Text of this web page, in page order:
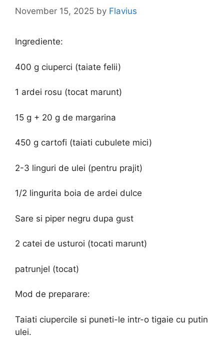
November 15, 2025 by Flavius
Ingrediente:
400 g ciuperci (taiate felii)
1 ardei rosu (tocat marunt)
15 g + 20 g de margarina
450 g cartofi (taiati cubulete mici)
2-3 linguri de ulei (pentru prajit)
1/2 lingurita boia de ardei dulce
Sare si piper negru dupa gust
2 catei de usturoi (tocati marunt)
patrunjel (tocat)
Mod de preparare:
Taiati ciupercile si puneti-le intr-o tigaie cu putin
ulei.